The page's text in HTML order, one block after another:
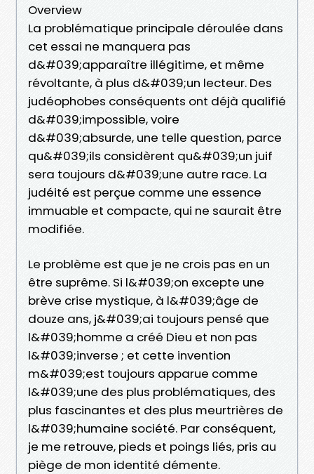
Overview
La problématique principale déroulée dans
cet essai ne manquera pas
d&#039;apparaître illégitime, et même
révoltante, à plus d&#039;un lecteur. Des
judéophobes conséquents ont déjà qualifié
d&#039;impossible, voire
d&#039;absurde, une telle question, parce
qu&#039;ils considèrent qu&#039;un juif
sera toujours d&#039;une autre race. La
judéité est perçue comme une essence
immuable et compacte, qui ne saurait être
modifiée.
Le problème est que je ne crois pas en un
être suprême. Si l&#039;on excepte une
brève crise mystique, à l&#039;âge de
douze ans, j&#039;ai toujours pensé que
l&#039;homme a créé Dieu et non pas
l&#039;inverse ; et cette invention
m&#039;est toujours apparue comme
l&#039;une des plus problématiques, des
plus fascinantes et des plus meurtrières de
l&#039;humaine société. Par conséquent,
je me retrouve, pieds et poings liés, pris au
piège de mon identité démente.